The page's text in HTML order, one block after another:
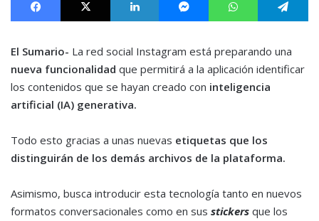
El Sumario- La red social Instagram está preparando una
nueva funcionalidad que permitirá a la aplicación identificar
los contenidos que se hayan creado con inteligencia
artificial (IA) generativa.
Todo esto gracias a unas nuevas etiquetas que los
distinguirán de los demás archivos de la plataforma.
Asimismo, busca introducir esta tecnología tanto en nuevos
formatos conversacionales como en sus stickers que los